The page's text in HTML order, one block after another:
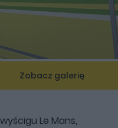
Zobacz galerię
Le Mans,